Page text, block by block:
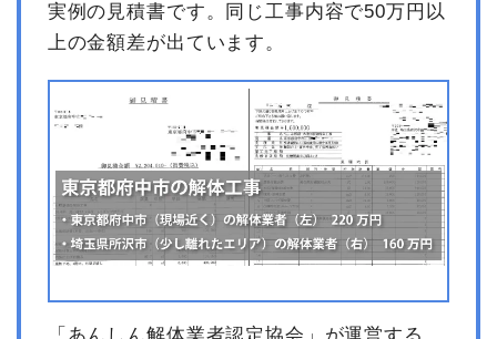
諸経費
0円
消費税
102,300円
1,125,300円
実例の見積書です。同じ工事内容で50万円以
上の金額差が出ています。